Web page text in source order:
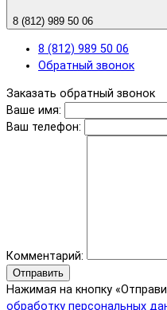
8 (812) 989 50 06
8 (812) 989 50 06
Обратный звонок
Заказать обратный звонок
Ваше имя:
Ваш телефон:
Комментарий:
Отправить
Нажимая на кнопку
обработку персональных